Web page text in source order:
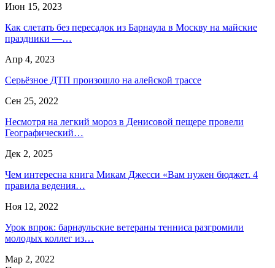
Июн 15, 2023
Как слетать без пересадок из Барнаула в Москву на майские
праздники —…
Апр 4, 2023
Серьёзное ДТП произошло на алейской трассе
Сен 25, 2022
Несмотря на легкий мороз в Денисовой пещере провели
Географический…
Дек 2, 2025
Чем интересна книга Микам Джесси «Вам нужен бюджет. 4
правила ведения…
Ноя 12, 2022
Урок впрок: барнаульские ветераны тенниса разгромили
молодых коллег из…
Мар 2, 2022